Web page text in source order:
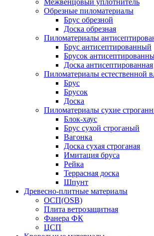
Межвенцовый уплотнитель
Обрезные пиломатериалы
Брус обрезной
Доска обрезная
Пиломатериалы
Брус антисептированный
Брусок
Доска антисептированная
Пиломатериалы естественной
Брус
Брусок
Доска
Пиломатериалы сухие
Блок-хаус
Брус сухой строганый
Вагонка
Доска сухая строганая
Имитация бруса
Рейка
Террасная доска
Шпунт
Древесно-плитные материалы
ОСП(OSB)
Плита ветрозащитная
Фанера ФК
ЦСП